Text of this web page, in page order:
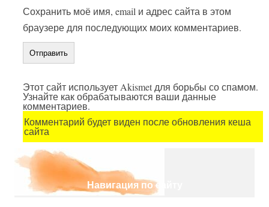
Сохранить моё имя, email и адрес сайта в этом
браузере для последующих моих комментариев.
Этот сайт использует Akismet для борьбы со спамом.
Узнайте как обрабатываются ваши данные
комментариев.
Комментарий будет виден после обновления кеша
сайта
Навигация по сайту